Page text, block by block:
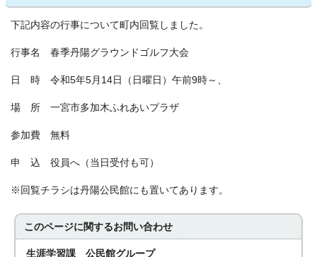
下記内容の行事について町内回覧しました。
行事名 春季丹陽グラウンドゴルフ大会
日 時 令和5年5月14日（日曜日）午前9時～、
場 所 一宮市多加木ふれあいプラザ
参加費 無料
申 込 役員へ（当日受付も可）
※回覧チラシは丹陽公民館にも置いてあります。
このページに関するお問い合わせ
生涯学習課 公民館グループ